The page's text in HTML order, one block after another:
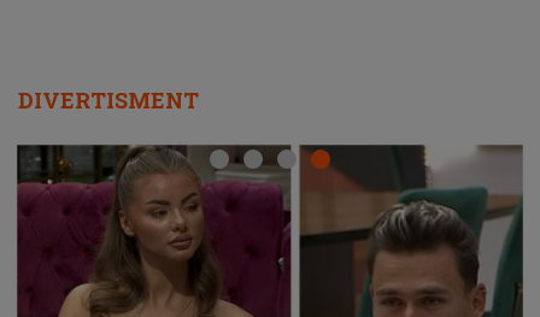
DIVERTISMENT